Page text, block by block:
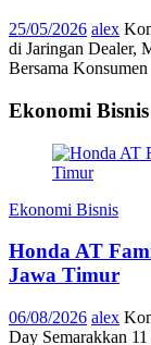
25/05/2026 alex
di Jaringan Dealer,
Bersama Konsumen
Ekonomi Bisnis
Ekonomi Bisnis
Honda AT
Jawa Timur
06/08/2026 alex
Day Semarakkan